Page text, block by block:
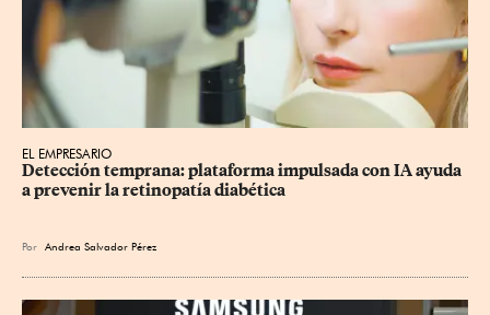
EL EMPRESARIO
Detección temprana: plataforma impulsada con IA ayuda
a prevenir la retinopatía diabética
Por Andrea Salvador Pérez